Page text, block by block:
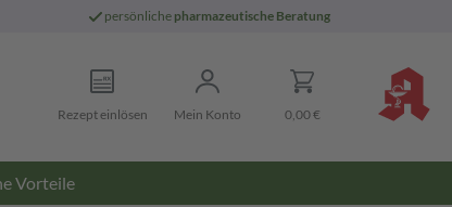
persönliche pharmazeutische Beratung
Rezept einlösen Mein Konto 0,00 €
Vorteile